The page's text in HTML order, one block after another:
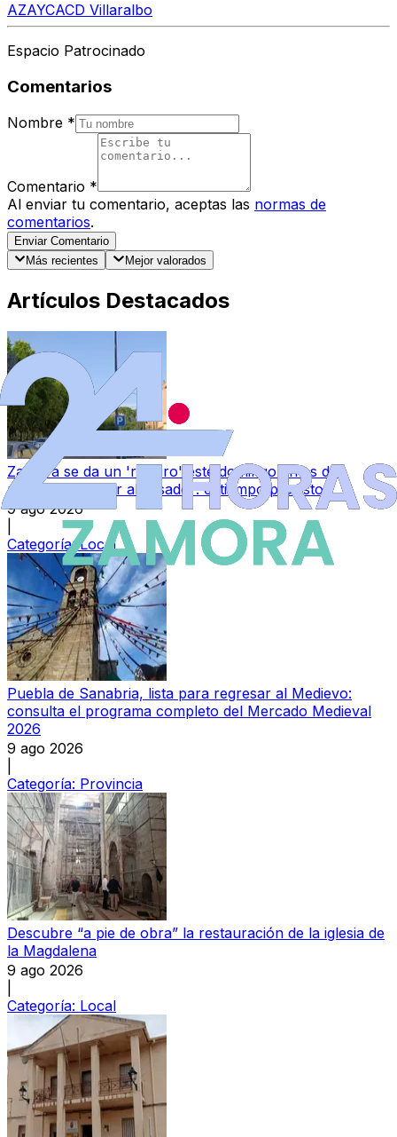
AZAYCACD Villaralbo
Espacio Patrocinado
Comentarios
Nombre *
Comentario *
Al enviar tu comentario, aceptas las normas de
comentarios.
Enviar Comentario
Más recientes
Mejor valorados
Artículos Destacados
Zamora se da un 'respiro' este domingo antes del
regreso del calor abrasador: el tiempo previsto
9 ago 2026
Categoría:Local
Puebla de Sanabria, lista para regresar al Medievo:
consulta el programa completo del Mercado Medieval
2026
9 ago 2026
Categoría: Provincia
Descubre “a pie de obra” la restauración de la iglesia de
la Magdalena
9 ago 2026
Categoría: Local